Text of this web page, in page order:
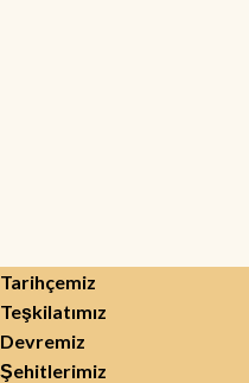
Tarihçemiz
Teşkilatımız
Devremiz
Şehitlerimiz